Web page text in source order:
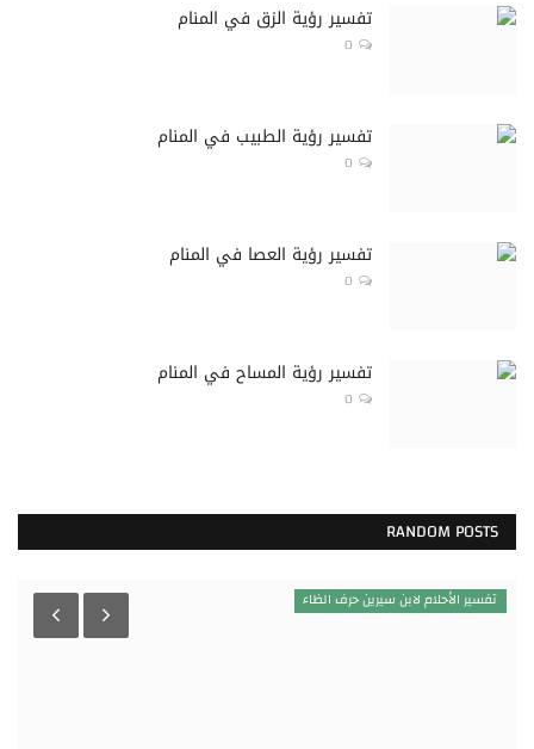
‏تفسير رؤية الزق في المنام
0
تفسير رؤية الطبيب في المنام
0
تفسير رؤية العصا في المنام
0
تفسير رؤية المساح في المنام
0
RANDOM POSTS
تفسير الأحلام لابن سيرين حرف الظاء